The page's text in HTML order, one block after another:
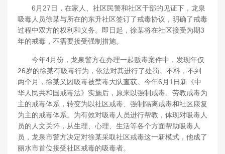
6月27日，在家人、社区民警和社区干部的见证下，龙泉
吸毒人员徐某与所在的东升社区签订了戒毒协议，明确了戒毒
过程中双方的权利和义务。即日起，徐某将在社区接受为期3
年的戒毒，不需要接受强制措施。
今年4月份，龙泉警方在办理一起贩毒案件中，发现年仅
26岁的徐某有吸毒行为，依法对其进行了处罚。不料，不到
两个月，徐某又因吸毒被禁毒大队查获。今年6月1日新《中
华人民共和国戒毒法》实施后，原来以强制戒毒、劳教戒毒为
主的戒毒体系，转变为以社区戒毒、强制隔离戒毒和社区康复
为主的戒毒体系。为有效对吸毒人员进行帮教，体现对吸毒人
员的人文关怀，从生理、心理、生活等各个方面帮助吸毒人
员，龙泉市警方决定对徐某采取社区戒毒这一新模式，他成了
丽水市首位接受社区戒毒的吸毒者。